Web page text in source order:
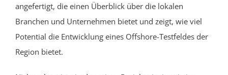
angefertigt, die einen Überblick über die lokalen
Branchen und Unternehmen bietet und zeigt, wie viel
Potential die Entwicklung eines Offshore-Testfeldes der
Region bietet.